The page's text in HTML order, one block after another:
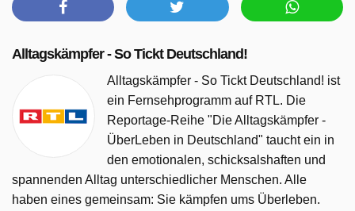
Alltagskämpfer - So Tickt Deutschland!
Alltagskämpfer - So Tickt Deutschland! ist
ein Fernsehprogramm auf RTL. Die
Reportage-Reihe "Die Alltagskämpfer -
ÜberLeben in Deutschland" taucht ein in
den emotionalen, schicksalshaften und
spannenden Alltag unterschiedlicher Menschen. Alle
haben eines gemeinsam: Sie kämpfen ums Überleben.